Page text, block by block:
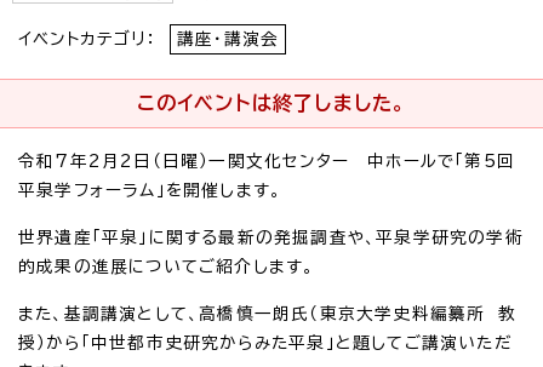
イベントカテゴリ： 講座・講演会
このイベントは終了しました。
令和7年2月2日（日曜）一関文化センター 中ホールで「第5回
平泉学フォーラム」を開催します。
世界遺産「平泉」に関する最新の発掘調査や、平泉学研究の学術
的成果の進展についてご紹介します。
また、基調講演として、高橋慎一朗氏（東京大学史料編纂所 教
授）から「中世都市史研究からみた平泉」と題してご講演いただ